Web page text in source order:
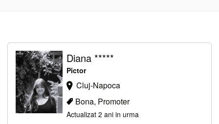
Diana *****
Pictor
Cluj-Napoca
Bona, Promoter
Actualizat 2 ani in urma